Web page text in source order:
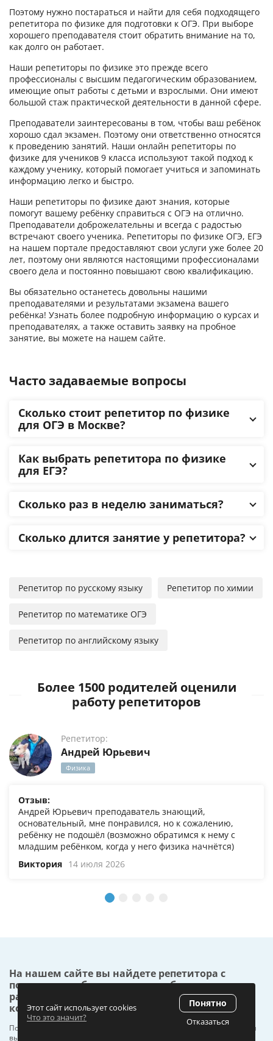
Поэтому нужно постараться и найти для себя подходящего
репетитора по физике для подготовки к ОГЭ. При выборе
хорошего преподавателя стоит обратить внимание на то,
как долго он работает.
Наши репетиторы по физике это прежде всего
профессионалы с высшим педагогическим образованием,
имеющие опыт работы с детьми и взрослыми. Они имеют
большой стаж практической деятельности в данной сфере.
Преподаватели заинтересованы в том, чтобы ваш ребёнок
хорошо сдал экзамен. Поэтому они ответственно относятся
к проведению занятий. Наши онлайн репетиторы по
физике для учеников 9 класса используют такой подход к
каждому ученику, который помогает учиться и запоминать
информацию легко и быстро.
Наши репетиторы по физике дают знания, которые
помогут вашему ребёнку справиться с ОГЭ на отлично.
Преподаватели доброжелательны и всегда с радостью
встречают своего ученика. Репетиторы по физике ОГЭ, ЕГЭ
на нашем портале предоставляют свои услуги уже более 20
лет, поэтому они являются настоящими профессионалами
своего дела и постоянно повышают свою квалификацию.
Вы обязательно останетесь довольны нашими
преподавателями и результатами экзамена вашего
ребёнка! Узнать более подробную информацию о курсах и
преподавателях, а также оставить заявку на пробное
занятие, вы можете на нашем сайте.
Часто задаваемые вопросы
Сколько стоит репетитор по физике
для ОГЭ в Москве?
Как выбрать репетитора по физике
для ЕГЭ?
Сколько раз в неделю заниматься?
Сколько длится занятие у репетитора?
Репетитор по русскому языку Репетитор по химии
Репетитор по математике ОГЭ
Репетитор по английскому языку
Более 1500 родителей оценили
работу репетиторов
Репетитор:
Андрей Юрьевич
Физика
Отзыв:
Андрей Юрьевич преподаватель знающий,
основательный, мне понравился, но к сожалению,
ребёнку не подошёл (возможно обратимся к нему с
младшим ребёнком, когда у него физика начнётся)
Виктория 14 июля 2026
На нашем сайте вы найдете репетитора с
помощью удобного поиска: выберите город,
район, предмет и подберите специалиста,
который вам подходит.
Поиск для вас полностью
. После размещения заявки
выбранный репетитор быстро свяжется с вами, а оплату вы
Этот сайт использует cookies
Что это значит?
Понятно
Отказаться